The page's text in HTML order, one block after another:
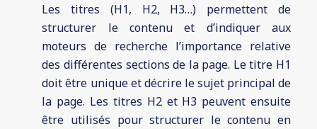
Les titres (H1, H2, H3…) permettent de
structurer le contenu et d’indiquer aux
moteurs de recherche l’importance relative
des différentes sections de la page. Le titre H1
doit être unique et décrire le sujet principal de
la page. Les titres H2 et H3 peuvent ensuite
être utilisés pour structurer le contenu en